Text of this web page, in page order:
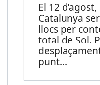
El 12
Catalunya
llocs per
total de Sol.
punt...